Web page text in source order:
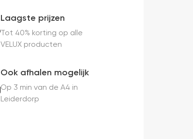
Laagste prijzen
Tot 40% korting op alle
VELUX producten
Ook afhalen mogelijk
Op 3 min van de A4 in
Leiderdorp